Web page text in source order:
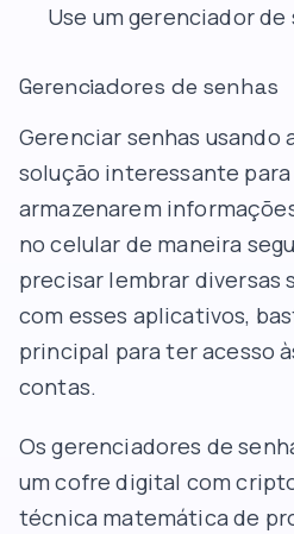
Use um gerenciador de
Gerenciadores de senhas
Gerenciar senhas usando
solução interessante para
armazenarem
no celular de maneira
precisar lembrar diversas
com esses aplicativos,
principal para ter acesso
contas.
Os gerenciadores de
um cofre digital com
técnica matemática de